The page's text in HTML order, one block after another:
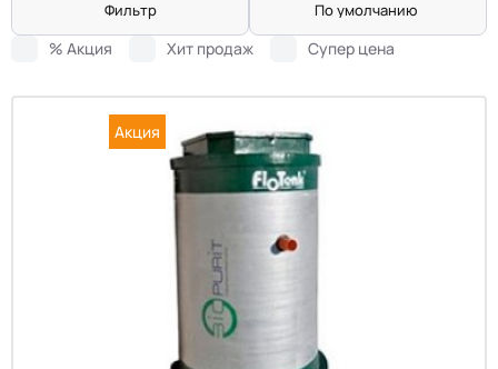
Фильтр По умолчанию
% Акция Хит продаж Супер цена
Акция